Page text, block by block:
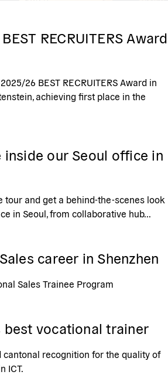
RECRUITERS Award
26 BEST RECRUITERS Award in
achieving first place in the
inside our Seoul office in
tour and get a behind-the-scenes look
in Seoul, from collaborative hub...
career in Shenzhen
Sales Trainee Program
best vocational trainer
cantonal recognition for the quality of
ICT.